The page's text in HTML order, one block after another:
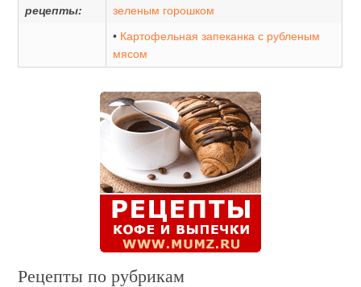
рецепты:
зеленым горошком
• Картофельная запеканка с рубленым
мясом
Рецепты по рубрикам